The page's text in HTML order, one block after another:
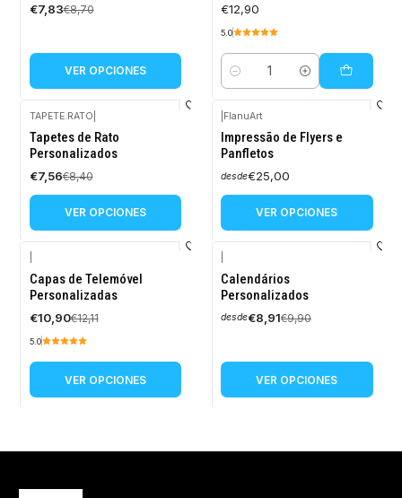
€7,83€8,70
VER OPCIONES
€12,90
5.0
Cantidad
-10%
OFF
TAPETE.RATO
Tapetes de Rato
Personalizados
€7,56€8,40
VER OPCIONES
FlanuArt
Impressão de Flyers e
Panfletos
desde€25,00
VER OPCIONES
-10%
OFF
Capas de Telemóvel
Personalizadas
€10,90€12,11
5.0
VER OPCIONES
-10%
OFF
Calendários
Personalizados
desde€8,91€9,90
VER OPCIONES